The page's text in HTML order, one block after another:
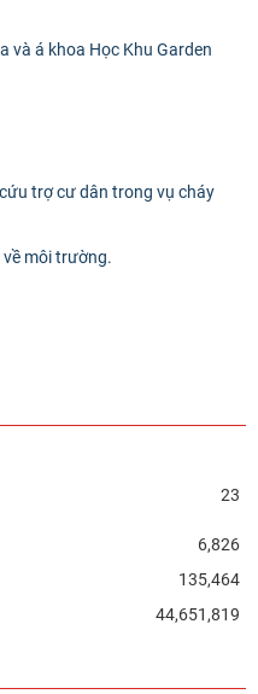
và á khoa Học Khu Garden
trợ cư dân trong vụ cháy
về môi trường.
23
6,826
135,464
44,651,819